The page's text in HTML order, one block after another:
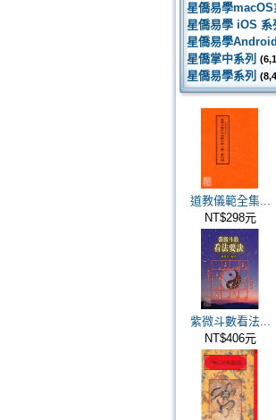
星僑易學macOS
星僑易學 iOS 系
星僑易學
星僑掌中系列
星僑易學系列
道教儀範全集...
NT$298元
紫微斗數看法...
NT$406元